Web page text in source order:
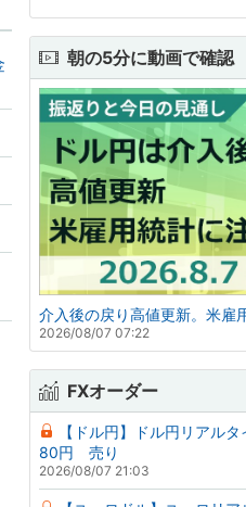
朝の5分に動画で確認
介入後の戻り高値更新。米雇
2026/08/07 07:22
FXオーダー
【ドル円】ドル円リアル
80円 売り
2026/08/07 21:03